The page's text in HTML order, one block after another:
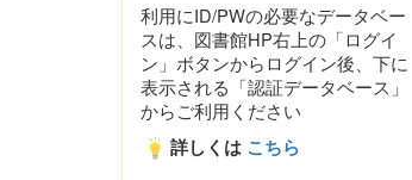
利用にID/PWの必要なデータベー
スは、図書館HP右上の「ログイ
ン」ボタンからログイン後、下に
表示される「認証データベース」
からご利用ください
詳しくは こちら